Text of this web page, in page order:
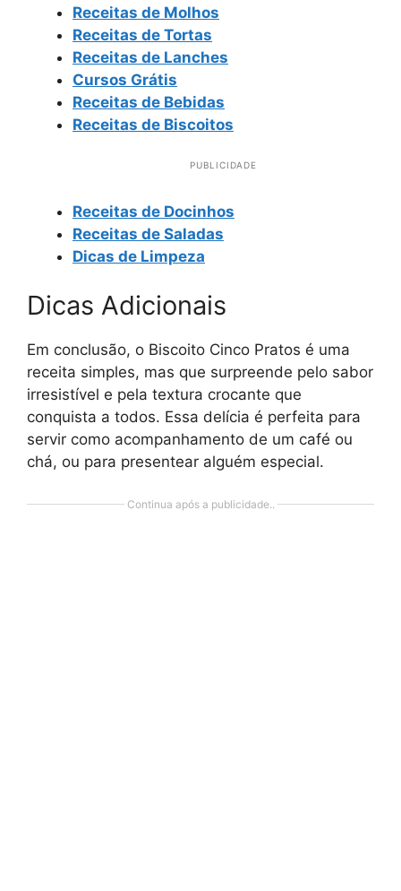
Receitas de Molhos
Receitas de Tortas
Receitas de Lanches
Cursos Grátis
Receitas de Bebidas
Receitas de Biscoitos
PUBLICIDADE
Receitas de Docinhos
Receitas de Saladas
Dicas de Limpeza
Dicas Adicionais
Em conclusão, o Biscoito Cinco Pratos é uma
receita simples, mas que surpreende pelo sabor
irresistível e pela textura crocante que
conquista a todos. Essa delícia é perfeita para
servir como acompanhamento de um café ou
chá, ou para presentear alguém especial.
Continua após a publicidade..